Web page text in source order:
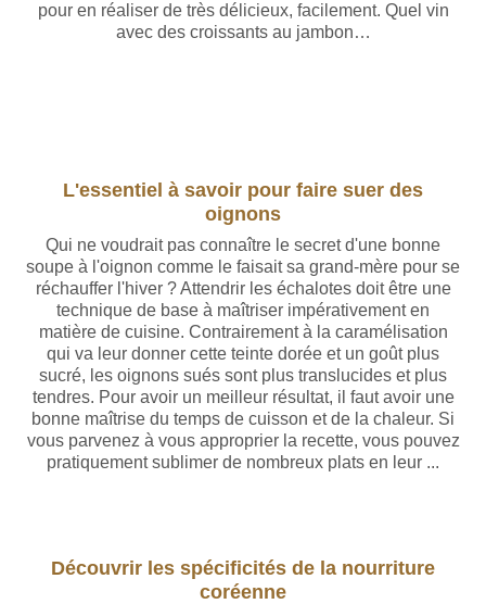
pour en réaliser de très délicieux, facilement. Quel vin
avec des croissants au jambon…
L'essentiel à savoir pour faire suer des
oignons
Qui ne voudrait pas connaître le secret d'une bonne
soupe à l'oignon comme le faisait sa grand-mère pour se
réchauffer l'hiver ? Attendrir les échalotes doit être une
technique de base à maîtriser impérativement en
matière de cuisine. Contrairement à la caramélisation
qui va leur donner cette teinte dorée et un goût plus
sucré, les oignons sués sont plus translucides et plus
tendres. Pour avoir un meilleur résultat, il faut avoir une
bonne maîtrise du temps de cuisson et de la chaleur. Si
vous parvenez à vous approprier la recette, vous pouvez
pratiquement sublimer de nombreux plats en leur ...
Découvrir les spécificités de la nourriture
coréenne